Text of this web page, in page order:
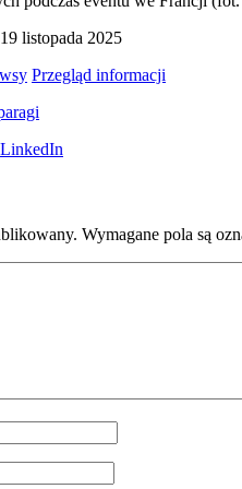
listopada 2025
Przegląd informacji
LinkedIn
Wymagane pola są